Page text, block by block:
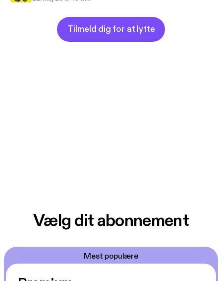
Tilmeld dig for at lytte
Vælg dit abonnement
Mest populære